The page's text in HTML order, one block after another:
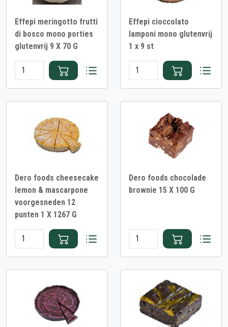
Effepi meringotto frutti
di bosco mono porties
glutenvrij 9 X 70 G
Effepi cioccolato
lamponi mono glutenvrij
1 x 9 st
Dero foods cheesecake
lemon & mascarpone
voorgesneden 12
punten 1 X 1267 G
Dero foods chocolade
brownie 15 X 100 G